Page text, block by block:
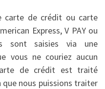
carte de crédit ou carte
Express, V PAY ou
sont saisies via une
vous ne couriez aucun
de crédit est traité
nous puissions traiter